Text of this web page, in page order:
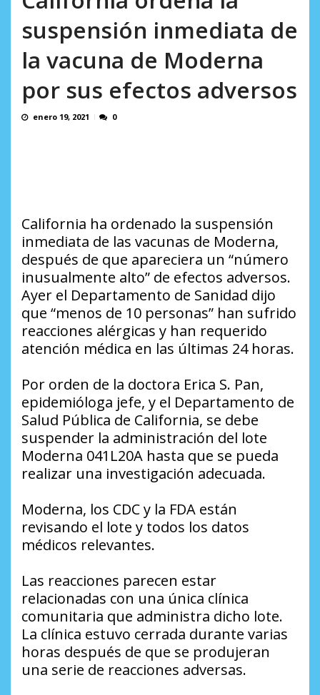
suspensión inmediata de
la vacuna de Moderna
por sus efectos adversos
enero 19, 2021 0
California ha ordenado la suspensión
inmediata de las vacunas de Moderna,
después de que apareciera un “número
inusualmente alto” de efectos adversos.
Ayer el Departamento de Sanidad dijo
que “menos de 10 personas” han sufrido
reacciones alérgicas y han requerido
atención médica en las últimas 24 horas.
Por orden de la doctora Erica S. Pan,
epidemióloga jefe, y el Departamento de
Salud Pública de California, se debe
suspender la administración del lote
Moderna 041L20A hasta que se pueda
realizar una investigación adecuada.
Moderna, los CDC y la FDA están
revisando el lote y todos los datos
médicos relevantes.
Las reacciones parecen estar
relacionadas con una única clínica
comunitaria que administra dicho lote.
La clínica estuvo cerrada durante varias
horas después de que se produjeran
una serie de reacciones adversas.